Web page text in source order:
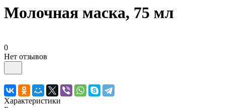
Молочная маска, 75 мл
0
Нет отзывов
Характеристики